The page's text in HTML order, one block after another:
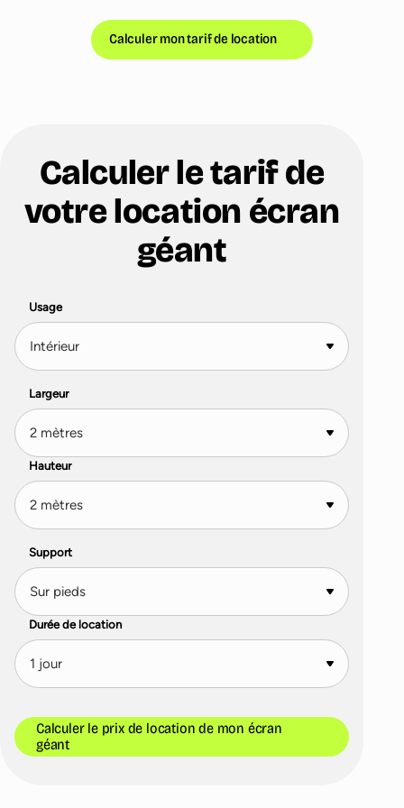
Calculer mon tarif de location
Calculer le tarif de
votre location écran
géant
Usage
Largeur
Hauteur
Support
Durée de location
Calculer le prix de location de mon écran
géant